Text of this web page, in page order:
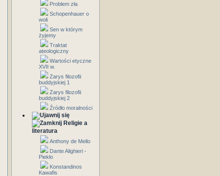
Problem zła
Schopenhauer o
woli
Sen w którym
żyjemy
Traktat
ateologiczny
Wartości etyczne
XVII w.
Zarys filozofii
buddyjskiej 1
Zarys filozofii
buddyjskiej 2
Źródło moralności
Religie a
literatura
Anthony de Mello
Dante Alighieri -
Piekło
Konstandinos
Kawafis